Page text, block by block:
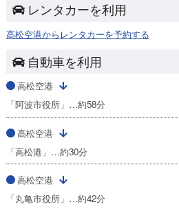
レンタカーを利用
高松空港からレンタカーを予約する
自動車を利用
高松空港
「阿波市役所」…約58分
高松空港
「高松港」…約30分
高松空港
「丸亀市役所」…約42分